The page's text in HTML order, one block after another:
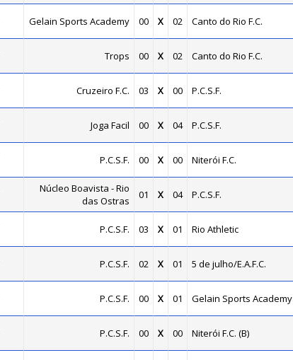
Gelain Sports Academy 00 X 02 Canto do Rio F.C.
Trops 00 X 02 Canto do Rio F.C.
Cruzeiro F.C. 03 X 00 P.C.S.F.
Joga Facil 00 X 04 P.C.S.F.
P.C.S.F. 00 X 00 Niterói F.C.
Núcleo Boavista - Rio
das Ostras
01 X 04 P.C.S.F.
P.C.S.F. 03 X 01 Rio Athletic
P.C.S.F. 02 X 01 5 de julho/E.A.F.C.
P.C.S.F. 00 X 01 Gelain Sports Academy
P.C.S.F. 00 X 00 Niterói F.C. (B)